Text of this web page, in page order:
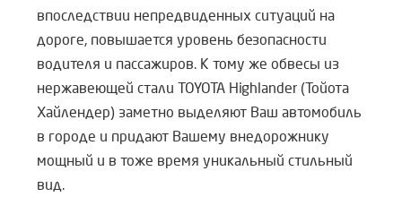
впоследствии непредвиденных ситуаций на
дороге, повышается уровень безопасности
водителя и пассажиров. К тому же обвесы из
нержавеющей стали TOYOTA Highlander (Тойота
Хайлендер) заметно выделяют Ваш автомобиль
в городе и придают Вашему внедорожнику
мощный и в тоже время уникальный стильный
вид.